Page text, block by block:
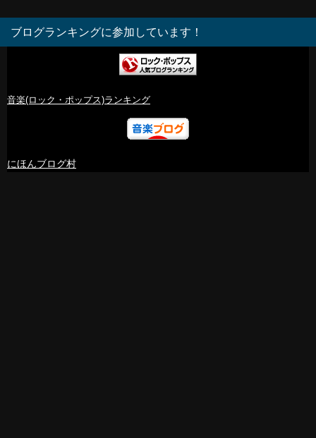
ブログランキングに参加しています！
音楽(ロック・ポップス)ランキング
にほんブログ村